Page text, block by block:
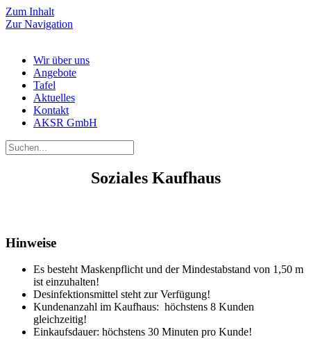
Zum Inhalt
Zur Navigation
Wir über uns
Angebote
Tafel
Aktuelles
Kontakt
AKSR GmbH
Soziales Kaufhaus
Hinweise
Es besteht Maskenpflicht und der Mindestabstand von 1,50 m
ist einzuhalten!
Desinfektionsmittel steht zur Verfügung!
Kundenanzahl im Kaufhaus: höchstens 8 Kunden
gleichzeitig!
Einkaufsdauer: höchstens 30 Minuten pro Kunde!